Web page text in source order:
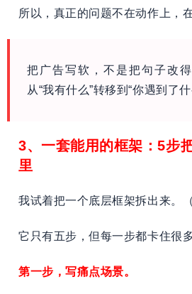
所以，真正的问题不在动作上，
把广告写软，不是把句子改
从“我有什么”转移到“你遇到了什
3、一套能用的框架：5步
里
我试着把一个底层框架拆出来。
它只有五步，但每一步都卡住很多
第一步，写痛点场景。